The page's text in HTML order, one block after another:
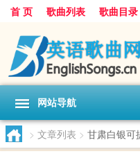
首 页 歌曲列表 歌曲目录
网站导航
> 文章列表 > 甘肃白银可